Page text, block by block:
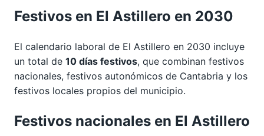
Festivos en El Astillero en 2030
El calendario laboral de El Astillero en 2030 incluye
un total de 10 días festivos, que combinan festivos
nacionales, festivos autonómicos de Cantabria y los
festivos locales propios del municipio.
Festivos nacionales en El Astillero